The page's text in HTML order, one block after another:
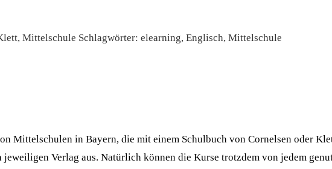
, Mittelschule Schlagwörter: elearning, Englisch, Mittelschule
Mittelschulen in Bayern, die mit einem Schulbuch von Cornelsen oder
Verlag aus. Natürlich können die Kurse trotzdem von jedem